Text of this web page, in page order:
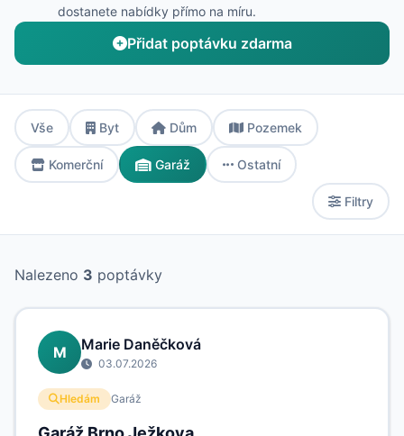
dostanete nabídky přímo na míru.
Přidat poptávku zdarma
Vše Byt Dům Pozemek
Komerční Garáž Ostatní
Filtry
Nalezeno 3 poptávky
M Marie Daněčková
03.07.2026
Hledám Garáž